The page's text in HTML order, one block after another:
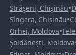
Strășeni, Chișinău•
Sîngera, Chișinău•
Orhei, Moldova•
Șoldănești, Moldova